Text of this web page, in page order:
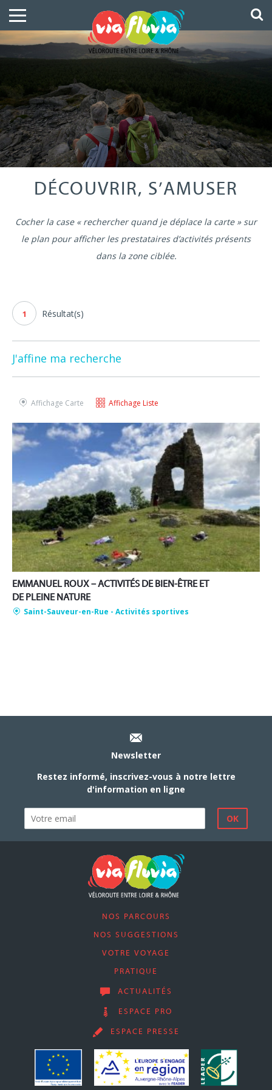
DÉCOUVRIR, S’AMUSER
Cocher la case « rechercher quand je déplace la carte » sur
le plan pour afficher les prestataires d’activités présents
dans la zone ciblée.
1 Résultat(s)
J'affine ma recherche
Affichage Carte Affichage Liste
EMMANUEL ROUX – ACTIVITÉS DE BIEN-ÊTRE ET
DE PLEINE NATURE
Saint-Sauveur-en-Rue - Activités sportives
Newsletter
Restez informé, inscrivez-vous à notre lettre
d'information en ligne
NOS PARCOURS
NOS SUGGESTIONS
VOTRE VOYAGE
PRATIQUE
ACTUALITÉS
ESPACE PRO
ESPACE PRESSE